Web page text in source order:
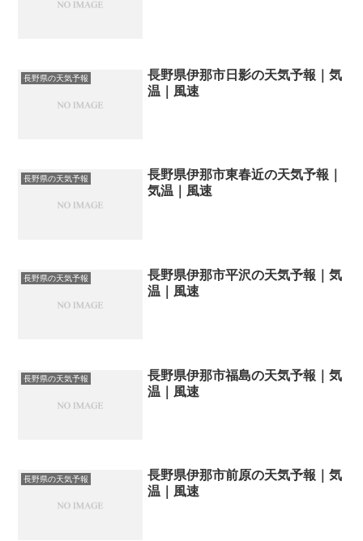
長野県の天気予報
長野県伊那市日影の天気予報｜気
温｜風速
長野県の天気予報
長野県伊那市東春近の天気予報｜
気温｜風速
長野県の天気予報
長野県伊那市平沢の天気予報｜気
温｜風速
長野県の天気予報
長野県伊那市福島の天気予報｜気
温｜風速
長野県の天気予報
長野県伊那市前原の天気予報｜気
温｜風速